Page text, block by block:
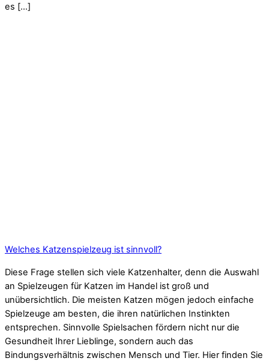
es […]
Welches Katzenspielzeug ist sinnvoll?
Diese Frage stellen sich viele Katzenhalter, denn die Auswahl
an Spielzeugen für Katzen im Handel ist groß und
unübersichtlich. Die meisten Katzen mögen jedoch einfache
Spielzeuge am besten, die ihren natürlichen Instinkten
entsprechen. Sinnvolle Spielsachen fördern nicht nur die
Gesundheit Ihrer Lieblinge, sondern auch das
Bindungsverhältnis zwischen Mensch und Tier. Hier finden Sie